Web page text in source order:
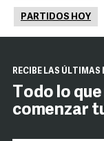
PARTIDOS HOY
RECIBE LAS
Todo lo
comenzar